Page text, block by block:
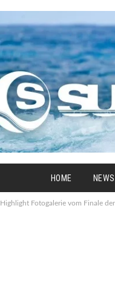
HOME NEWS
Highlight Fotogalerie vom Finale